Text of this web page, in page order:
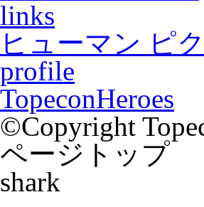
links
ヒューマン ピ
profile
TopeconHeroes
©Copyright
ページトップ
shark